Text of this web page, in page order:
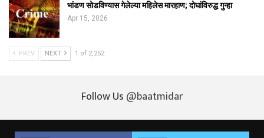
भांडण सोडविण्यास गेलेल्या महिलेस मारहाण; दोघांविरुद्ध गुन्हा
Apr 15, 2026
PREV NEXT 1 of 2,252
Follow Us @baatmidar